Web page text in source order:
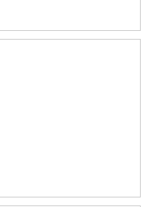
КАХЕТИЯ
МЦХЕТА-